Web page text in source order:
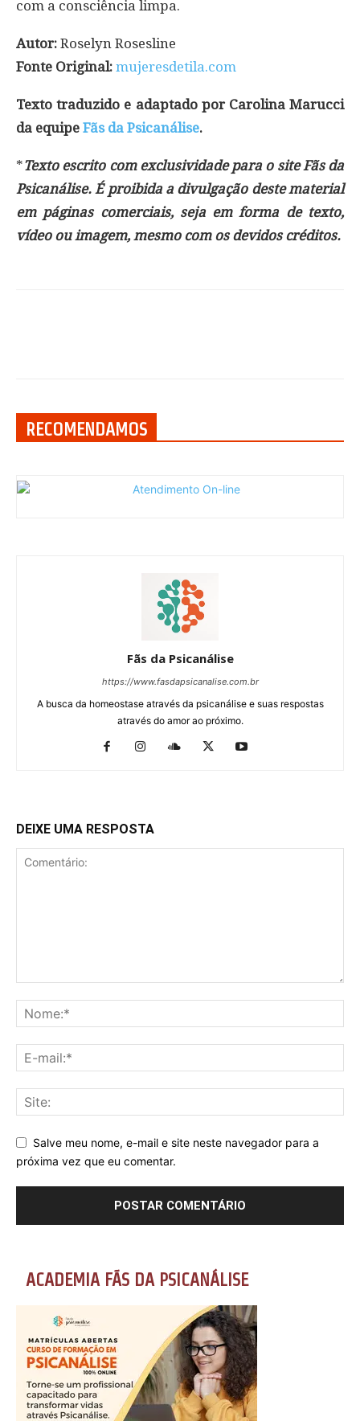
com a consciência limpa.
Autor: Roselyn Rosesline
Fonte Original: mujeresdetila.com
Texto traduzido e adaptado por Carolina Marucci
da equipe Fãs da Psicanálise.
*Texto escrito com exclusividade para o site Fãs da
Psicanálise. É proibida a divulgação deste material
em páginas comerciais, seja em forma de texto,
vídeo ou imagem, mesmo com os devidos créditos.
RECOMENDAMOS
Fãs da Psicanálise
https://www.fasdapsicanalise.com.br
A busca da homeostase através da psicanálise e suas respostas
através do amor ao próximo.
DEIXE UMA RESPOSTA
Salve meu nome, e-mail e site neste navegador para a
próxima vez que eu comentar.
ACADEMIA FÃS DA PSICANÁLISE